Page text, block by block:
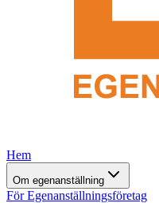
Hem
Om egenanställning
För Egenanställningsföretag